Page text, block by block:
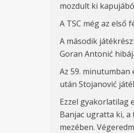
mozdult ki
A TSC még az első
A második
Goran Antonić hib
Az 59. minutumban
után Stojanović
Ezzel gyakorlatilag
Banjac ugratta ki, a
mezében.